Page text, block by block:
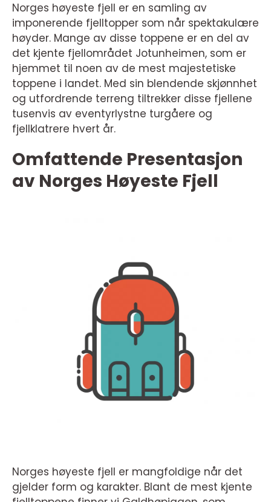
Norges høyeste fjell er en samling av
imponerende fjelltopper som når spektakulære
høyder. Mange av disse toppene er en del av
det kjente fjellområdet Jotunheimen, som er
hjemmet til noen av de mest majestetiske
toppene i landet. Med sin blendende skjønnhet
og utfordrende terreng tiltrekker disse fjellene
tusenvis av eventyrlystne turgåere og
fjellklatrere hvert år.
Omfattende Presentasjon
av Norges Høyeste Fjell
Norges høyeste fjell er mangfoldige når det
gjelder form og karakter. Blant de mest kjente